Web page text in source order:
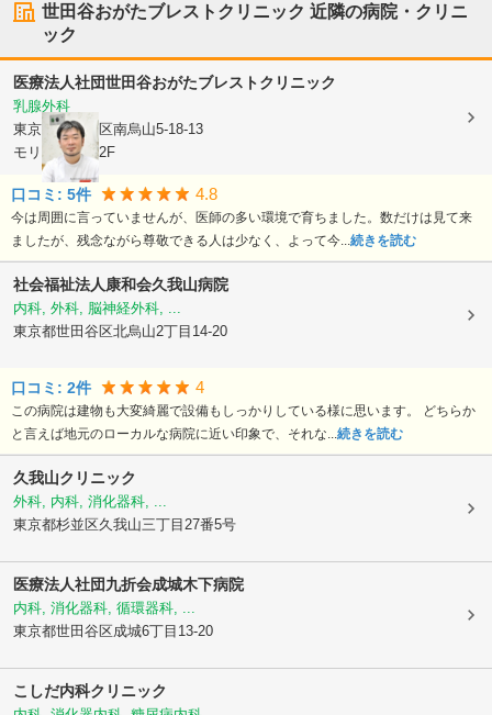
世田谷おがたブレストクリニック 近隣の病院・クリニ
ック
医療法人社団世田谷おがたブレストクリニック
乳腺外科
東京都世田谷区南烏山5-18-13
モリッチビル2F
口コミ: 5件 4.8
今は周囲に言っていませんが、医師の多い環境で育ちました。数だけは見て来
ましたが、残念ながら尊敬できる人は少なく、よって今...続きを読む
社会福祉法人康和会久我山病院
内科, 外科, 脳神経外科, ...
東京都世田谷区北烏山2丁目14-20
口コミ: 2件 4
この病院は建物も大変綺麗で設備もしっかりしている様に思います。 どちらか
と言えば地元のローカルな病院に近い印象で、それな...続きを読む
久我山クリニック
外科, 内科, 消化器科, ...
東京都杉並区久我山三丁目27番5号
医療法人社団九折会成城木下病院
内科, 消化器科, 循環器科, ...
東京都世田谷区成城6丁目13-20
こしだ内科クリニック